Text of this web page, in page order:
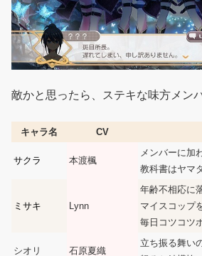
敵かと思ったら、ステキな味方メン
キャラ名 CV
サクラ 本渡楓
メンバーに加
教科書はヤマ
ミサキ Lynn
年齢不相応に
マイスコップ
毎日コツコツ
シオリ 石原夏織
立ち振る舞い